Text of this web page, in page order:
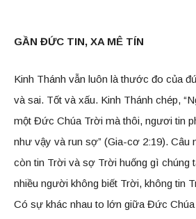
GẦN ĐỨC TIN, XA MÊ TÍN
Kinh Thánh vẫn luôn là thước đo của
và sai. Tốt và xấu. Kinh Thánh chép,
một Đức Chúa Trời mà thôi, ngươi tin
như vậy và run sợ” (Gia-cơ 2:19). Câu
còn tin Trời và sợ Trời huống gì chúng
nhiều người không biết Trời, không tin
Có sự khác nhau to lớn giữa Đức